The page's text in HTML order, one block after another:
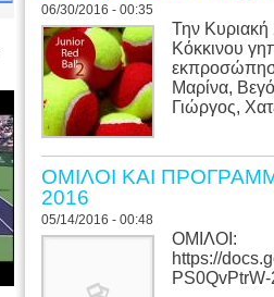
06/30/2016 - 00:35
Την
Κόκκινου
Μαρίνα,
Γιώργος,
ΟΜΙΛΟΙ ΚΑΙ
2016
05/14/2016 - 00:48
ΟΜΙΛΟΙ:
https://